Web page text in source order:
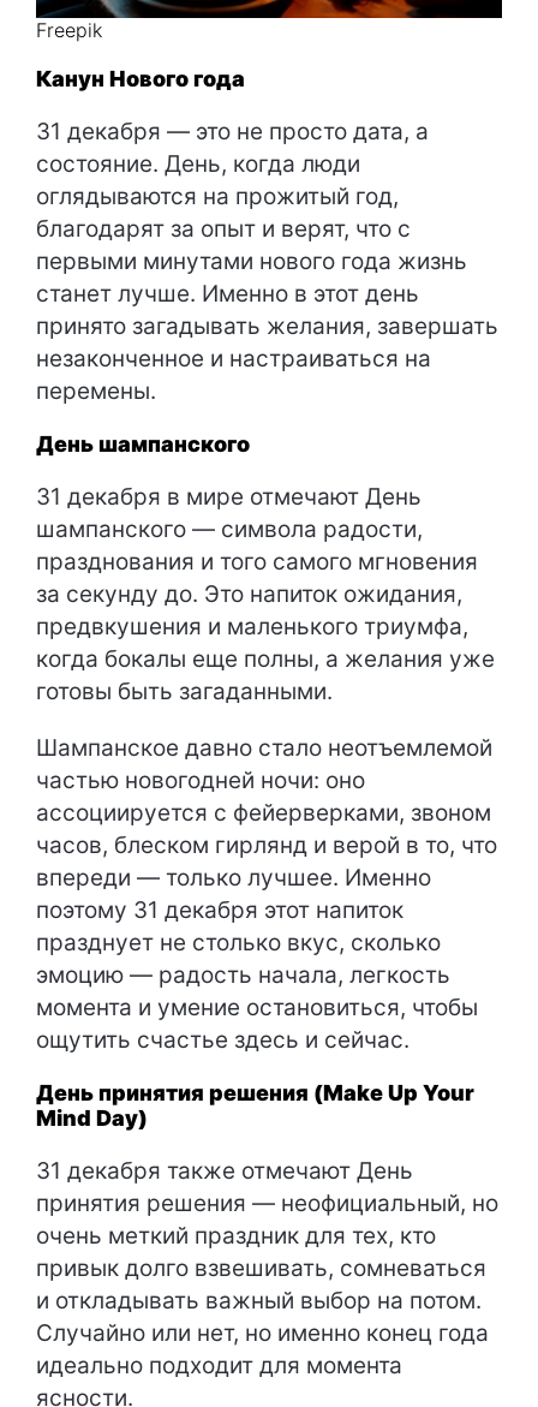
Freepik
Канун Нового года
31 декабря — это не просто дата, а
состояние. День, когда люди
оглядываются на прожитый год,
благодарят за опыт и верят, что с
первыми минутами нового года жизнь
станет лучше. Именно в этот день
принято загадывать желания, завершать
незаконченное и настраиваться на
перемены.
День шампанского
31 декабря в мире отмечают День
шампанского — символа радости,
празднования и того самого мгновения
за секунду до. Это напиток ожидания,
предвкушения и маленького триумфа,
когда бокалы еще полны, а желания уже
готовы быть загаданными.
Шампанское давно стало неотъемлемой
частью новогодней ночи: оно
ассоциируется с фейерверками, звоном
часов, блеском гирлянд и верой в то, что
впереди — только лучшее. Именно
поэтому 31 декабря этот напиток
празднует не столько вкус, сколько
эмоцию — радость начала, легкость
момента и умение остановиться, чтобы
ощутить счастье здесь и сейчас.
День принятия решения (Make Up Your
Mind Day)
31 декабря также отмечают День
принятия решения — неофициальный, но
очень меткий праздник для тех, кто
привык долго взвешивать, сомневаться
и откладывать важный выбор на потом.
Случайно или нет, но именно конец года
идеально подходит для момента
ясности.